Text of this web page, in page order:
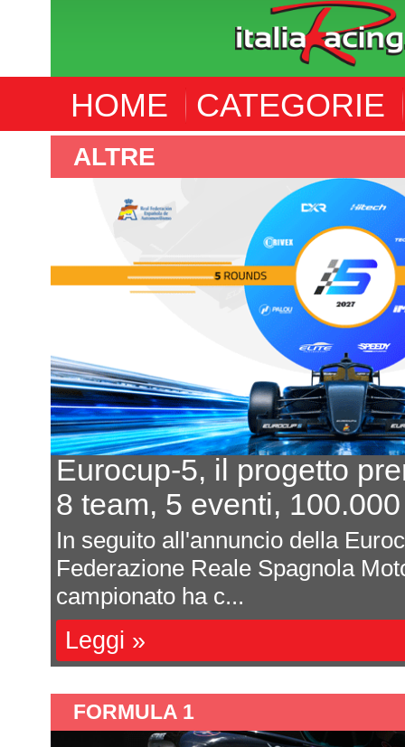
HOME CATEGORIE
al primo
parte della
(RFEDA), il
In 7 per un
L'equilibrio che
Davide Attanasio -
magnum di corse,
sono affastella...
FORMULA 1